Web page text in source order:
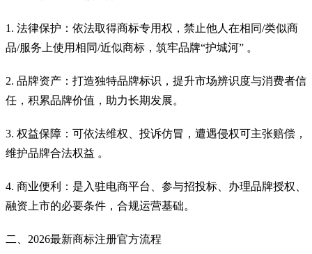
1. 法律保护：依法取得商标专用权，禁止他人在相同/类似商
品/服务上使用相同/近似商标，筑牢品牌“护城河” 。
2. 品牌资产：打造独特品牌标识，提升市场辨识度与消费者信
任，积累品牌价值，助力长期发展。
3. 权益保障：可依法维权、投诉仿冒，遭遇侵权可主张赔偿，
维护品牌合法权益 。
4. 商业便利：是入驻电商平台、参与招投标、办理品牌授权、
融资上市的必要条件，合规运营基础。
二、2026最新商标注册官方流程